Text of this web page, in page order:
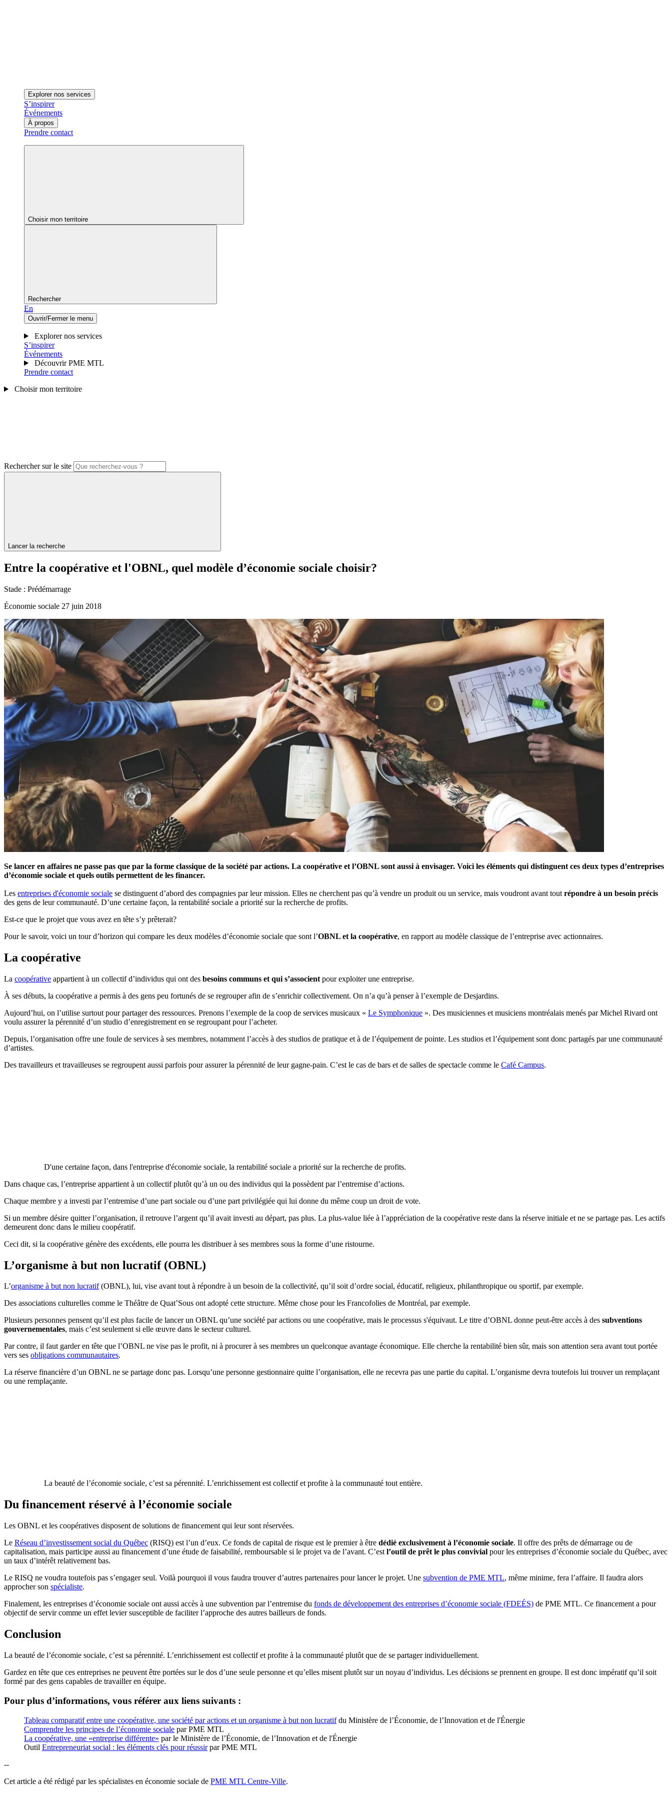
Explorer nos services
S’inspirer
Événements
À propos
Prendre contact
Choisir mon territoire
Rechercher
En
Ouvrir/Fermer le menu
Explorer nos services
S’inspirer
Événements
Découvrir PME MTL
Prendre contact
Choisir mon territoire
Rechercher sur le site
Lancer la recherche
Entre la coopérative et l'OBNL, quel modèle d’économie sociale choisir?
Stade : Prédémarrage
Économie sociale 27 juin 2018
Se lancer en affaires ne passe pas que par la forme classique de la société par actions. La coopérative et l’OBNL sont aussi à envisager. Voici les éléments qui distinguent ces deux types d’entreprises
d’économie sociale et quels outils permettent de les financer.
Les entreprises d'économie sociale se distinguent d’abord des compagnies par leur mission. Elles ne cherchent pas qu’à vendre un produit ou un service, mais voudront avant tout répondre à un besoin précis
des gens de leur communauté. D’une certaine façon, la rentabilité sociale a priorité sur la recherche de profits.
Est-ce que le projet que vous avez en tête s’y prêterait?
Pour le savoir, voici un tour d’horizon qui compare les deux modèles d’économie sociale que sont l’OBNL et la coopérative, en rapport au modèle classique de l’entreprise avec actionnaires.
La coopérative
La coopérative appartient à un collectif d’individus qui ont des besoins communs et qui s’associent pour exploiter une entreprise.
À ses débuts, la coopérative a permis à des gens peu fortunés de se regrouper afin de s’enrichir collectivement. On n’a qu’à penser à l’exemple de Desjardins.
Aujourd’hui, on l’utilise surtout pour partager des ressources. Prenons l’exemple de la coop de services musicaux « Le Symphonique ». Des musiciennes et musiciens montréalais menés par Michel Rivard ont
voulu assurer la pérennité d’un studio d’enregistrement en se regroupant pour l’acheter.
Depuis, l’organisation offre une foule de services à ses membres, notamment l’accès à des studios de pratique et à de l’équipement de pointe. Les studios et l’équipement sont donc partagés par une communauté
d’artistes.
Des travailleurs et travailleuses se regroupent aussi parfois pour assurer la pérennité de leur gagne-pain. C’est le cas de bars et de salles de spectacle comme le Café Campus.
D'une certaine façon, dans l'entreprise d'économie sociale, la rentabilité sociale a priorité sur la recherche de profits.
Dans chaque cas, l’entreprise appartient à un collectif plutôt qu’à un ou des individus qui la possèdent par l’entremise d’actions.
Chaque membre y a investi par l’entremise d’une part sociale ou d’une part privilégiée qui lui donne du même coup un droit de vote.
Si un membre désire quitter l’organisation, il retrouve l’argent qu’il avait investi au départ, pas plus. La plus-value liée à l’appréciation de la coopérative reste dans la réserve initiale et ne se partage pas. Les actifs
demeurent donc dans le milieu coopératif.
Ceci dit, si la coopérative génère des excédents, elle pourra les distribuer à ses membres sous la forme d’une ristourne.
L’organisme à but non lucratif (OBNL)
L’organisme à but non lucratif(OBNL), lui, vise avant tout à répondre à un besoin de la collectivité, qu’il soit d’ordre social, éducatif, religieux, philanthropique ou sportif, par exemple.
Des associations culturelles comme le Théâtre de Quat’Sous ont adopté cette structure. Même chose pour les Francofolies de Montréal, par exemple.
Plusieurs personnes pensent qu’il est plus facile de lancer un OBNL qu’une société par actions ou une coopérative, mais le processus s'équivaut. Le titre d’OBNL donne peut-être accès à des subventions
gouvernementales, mais c’est seulement si elle œuvre dans le secteur culturel.
Par contre, il faut garder en tête que l’OBNL ne vise pas le profit, ni à procurer à ses membres un quelconque avantage économique. Elle cherche la rentabilité bien sûr, mais son attention sera avant tout portée
vers ses obligations communautaires.
La réserve financière d’un OBNL ne se partage donc pas. Lorsqu’une personne gestionnaire quitte l’organisation, elle ne recevra pas une partie du capital. L’organisme devra toutefois lui trouver un remplaçant
ou une remplaçante.
La beauté de l’économie sociale, c’est sa pérennité. L’enrichissement est collectif et profite à la communauté tout entière.
Du financement réservé à l’économie sociale
Les OBNL et les coopératives disposent de solutions de financement qui leur sont réservées.
Le Réseau d’investissement social du Québec (RISQ) est l’un d’eux. Ce fonds de capital de risque est le premier à être dédié exclusivement à l’économie sociale. Il offre des prêts de démarrage ou de
capitalisation, mais participe aussi au financement d’une étude de faisabilité, remboursable si le projet va de l’avant. C’est l’outil de prêt le plus convivial pour les entreprises d’économie sociale du Québec, avec
un taux d’intérêt relativement bas.
Le RISQ ne voudra toutefois pas s’engager seul. Voilà pourquoi il vous faudra trouver d’autres partenaires pour lancer le projet. Une subvention de PME MTL, même minime, fera l’affaire. Il faudra alors
approcher son spécialiste.
Finalement, les entreprises d’économie sociale ont aussi accès à une subvention par l’entremise du fonds de développement des entreprises d’économie sociale (FDEÉS) de PME MTL. Ce financement a pour
objectif de servir comme un effet levier susceptible de faciliter l’approche des autres bailleurs de fonds.
Conclusion
La beauté de l’économie sociale, c’est sa pérennité. L’enrichissement est collectif et profite à la communauté plutôt que de se partager individuellement.
Gardez en tête que ces entreprises ne peuvent être portées sur le dos d’une seule personne et qu’elles misent plutôt sur un noyau d’individus. Les décisions se prennent en groupe. Il est donc impératif qu’il soit
formé par des gens capables de travailler en équipe.
Pour plus d’informations, vous référer aux liens suivants :
Tableau comparatif entre une coopérative, une société par actions et un organisme à but non lucratifdu Ministère de l’Économie, de l’Innovation et de l'Énergie
Comprendre les principes de l’économie sociale par PME MTL
La coopérative, une «entreprise différente» par le Ministère de l’Économie, de l’Innovation et de l'Énergie
Outil Entrepreneuriat social : les éléments clés pour réussirpar PME MTL
--
Cet article a été rédigé par les spécialistes en économie sociale de PME MTL Centre-Ville.